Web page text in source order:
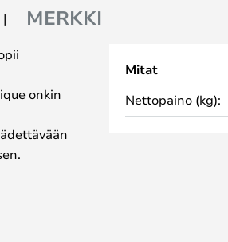
MERKKI
onkin
Mitat
Nettopaino (kg):